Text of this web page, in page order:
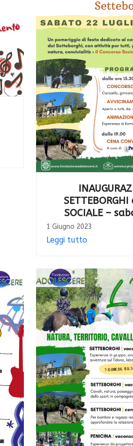
SETTEBORGHI
SOCIALE –
1 Giugno 2023
Leggi tutto